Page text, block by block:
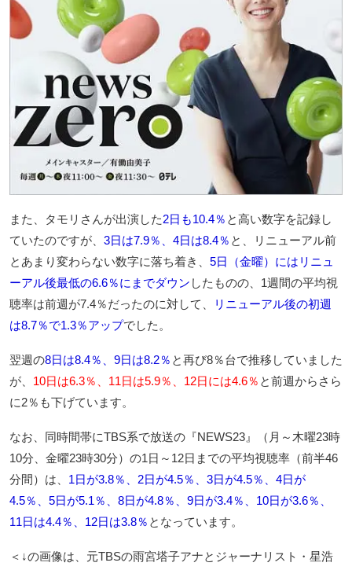
また、タモリさんが出演した2日も10.4％ と高い数字を記録し
ていたのですが、 3日は7.9％、4日は8.4％ と、リニューアル前
とあまり変わらない数字に落ち着き、 5日（金曜）にはリニュ
ーアル後最低の6.6％にまでダウン したものの、1週間の平均視
聴率は前週が7.4％だったのに対して、
リニューアル後の初週
は8.7％で1.3％アップでした。
翌週の8日は8.4％、9日は8.2％ と再び8％台で推移していました
が、 10日は6.3％、11日は5.9％、12日には4.6％ と前週からさら
に2％も下げています。
なお、同時間帯にTBS系で放送の『NEWS23』（月～木曜23時
10分、金曜23時30分）の1日～12日までの平均視聴率（前半46
分間）は、 1日が3.8％、2日が4.5％、3日が4.5％、4日が
4.5％、5日が5.1％、8日が4.8％、9日が3.4％、10日が3.6％、
11日は4.4％、12日は3.8％ となっています。
＜↓の画像は、元TBSの雨宮塔子アナとジャーナリスト・星浩